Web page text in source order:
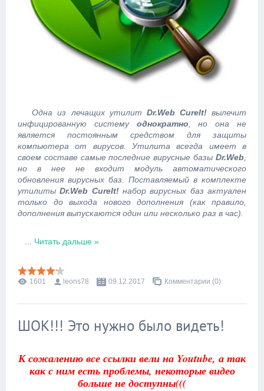
Одна из лечащих утилит Dr.Web CureIt!вылечит
инфицированную систему однократно , но она не
является постоянным средством для защиты
компьютера от вирусов. Утилита всегда имеет в
своем составе самые последние вирусные базы Dr.Web
но в нее не входит модуль автоматического
обновления вирусных баз. Поставляемый в комплекте
утилитыDr.Web CureIt!набор вирусных баз актуален
только до выхода нового дополнения (как правило,
дополнения выпускаются один или несколько раз в час).
Читать дальше »
1601 leons78 09.12.2017 Комментарии (0)
ШОК!!! Это нужно было видеть!
К сожалению все ссылки вели на Youtube, а так
как с ним есть проблемы, некоторые видео
больше не доступны(((